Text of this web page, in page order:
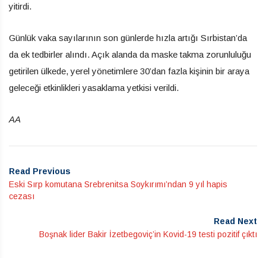
yitirdi.
Günlük vaka sayılarının son günlerde hızla artığı Sırbistan’da
da ek tedbirler alındı. Açık alanda da maske takma zorunluluğu
getirilen ülkede, yerel yönetimlere 30’dan fazla kişinin bir araya
geleceği etkinlikleri yasaklama yetkisi verildi.
AA
Read Previous
Eski Sırp komutana Srebrenitsa Soykırımı’ndan 9 yıl hapis
cezası
Read Next
Boşnak lider Bakir İzetbegoviç’in Kovid-19 testi pozitif çıktı